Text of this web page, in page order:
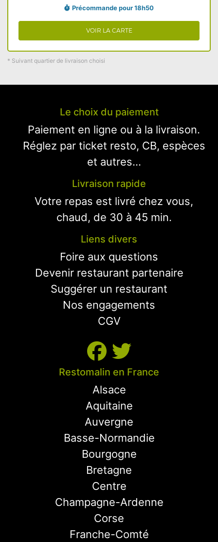
Précommande pour 18h50
VOIR LA CARTE
* Suivant quartier de livraison choisi
Le choix du paiement
Paiement en ligne ou à la livraison.
Réglez par ticket resto, CB, espèces
et autres...
Livraison rapide
Votre repas est livré chez vous,
chaud, de 30 à 45 min.
Liens divers
Foire aux questions
Devenir restaurant partenaire
Suggérer un restaurant
Nos engagements
CGV
Restomalin en France
Alsace
Aquitaine
Auvergne
Basse-Normandie
Bourgogne
Bretagne
Centre
Champagne-Ardenne
Corse
Franche-Comté